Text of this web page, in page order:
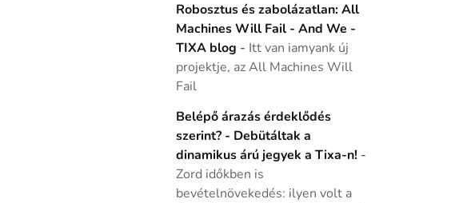
Robosztus és zabolázatlan: All
Machines Will Fail - And We -
TIXA blog - Itt van iamyank új
projektje, az All Machines Will
Fail
Belépő árazás érdeklődés
szerint? - Debütáltak a
dinamikus árú jegyek a Tixa-n! -
Zord időkben is
bevételnövekedés: ilyen volt a